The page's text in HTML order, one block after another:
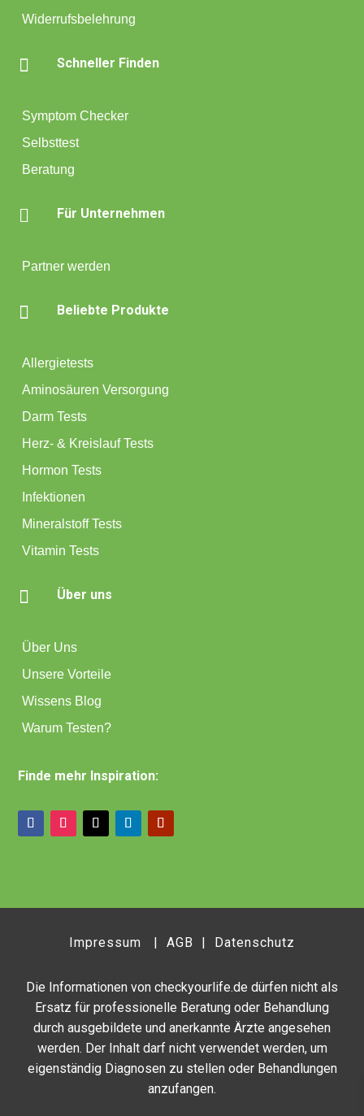
Widerrufsbelehrung
 Schneller Finden
Symptom Checker
Selbsttest
Beratung
 Für Unternehmen
Partner werden
 Beliebte Produkte
Allergietests
Aminosäuren Versorgung
Darm Tests
Herz- & Kreislauf Tests
Hormon Tests
Infektionen
Mineralstoff Tests
Vitamin Tests
 Über uns
Über Uns
Unsere Vorteile
Wissens Blog
Warum Testen?
Finde mehr Inspiration:
Impressum | AGB | Datenschutz
Die Informationen von checkyourlife.de dürfen nicht als
Ersatz für professionelle Beratung oder Behandlung
durch ausgebildete und anerkannte Ärzte angesehen
werden. Der Inhalt darf nicht verwendet werden, um
eigenständig Diagnosen zu stellen oder Behandlungen
anzufangen.